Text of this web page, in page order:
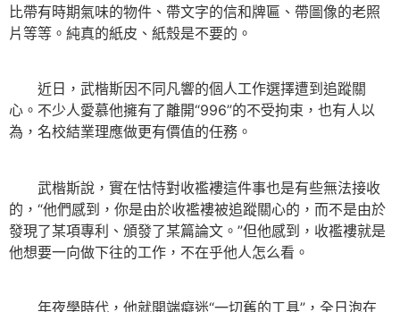
比帶有時期氣味的物件、帶文字的信和牌匾、帶圖像的老照
片等等。純真的紙皮、紙殼是不要的。
近日，武楷斯因不同凡響的個人工作選擇遭到追蹤關
心。不少人愛慕他擁有了離開“996”的不受拘束，也有人以
為，名校結業理應做更有價值的任務。
武楷斯說，實在怙恃對收襤褸這件事也是有些無法接收
的，“他們感到，你是由於收襤褸被追蹤關心的，而不是由於
發現了某項專利、頒發了某篇論文。”但他感到，收襤褸就是
他想要一向做下往的工作，不在乎他人怎么看。
年夜學時代，他就開端癡迷“一切舊的工具”，全日泡在